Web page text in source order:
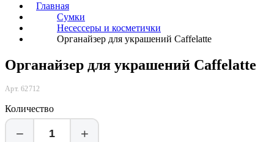
Главная
Сумки
Несессеры и косметички
Органайзер для украшений Caffelatte
Органайзер для украшений Caffelatte
Арт. 62712
Количество
− +